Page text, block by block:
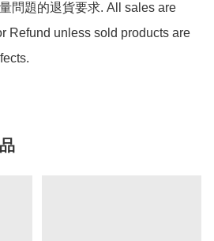
問題的退貨要求. All sales are
Refund unless sold products are